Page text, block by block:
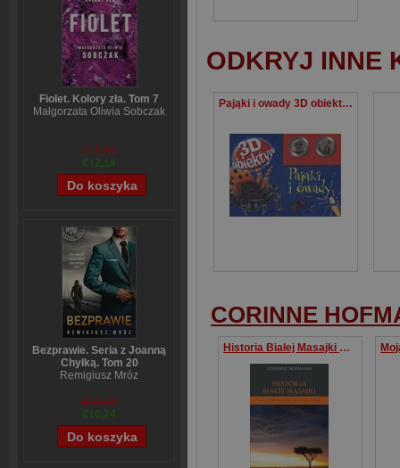
Fiolet. Kolory zła. Tom 7
Małgorzata Oliwia Sobczak
€15,16
€12,18
Bezprawie. Seria z Joanną
Chyłką. Tom 20
Remigiusz Mróz
€13,40
€10,24
ODKRYJ INNE
Pająki i owady 3D obiektyw
CORINNE
Historia Białej Masajki Wielka miłość Szwajcarki i wojownika Samburu